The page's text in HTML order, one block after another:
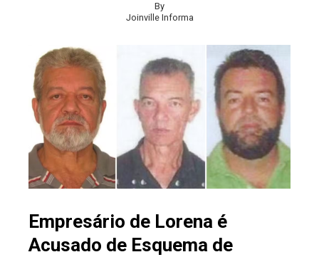
By
Joinville Informa
Empresário de Lorena é
Acusado de Esquema de